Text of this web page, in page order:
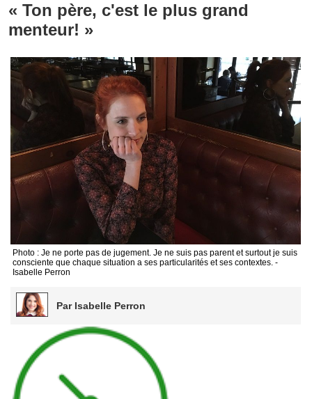
« Ton père, c'est le plus grand
menteur! »
Photo : Je ne porte pas de jugement. Je ne suis pas parent et surtout je suis
consciente que chaque situation a ses particularités et ses contextes. -
Isabelle Perron
Par Isabelle Perron